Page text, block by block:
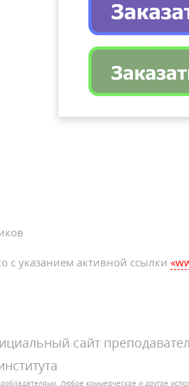
с указанием активной ссылки
сайт
Любое коммерческое и другое